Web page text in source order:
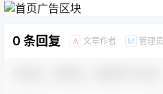
0 条回复 A 文章作者 M 管理员